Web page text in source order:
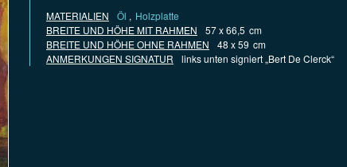
MATERIALIEN
Öl , Holzplatte
BREITE UND HÖHE MIT RAHMEN
57 x 66,5 cm
BREITE UND HÖHE OHNE RAHMEN
48 x 59 cm
ANMERKUNGEN SIGNATUR
links unten signiert „Bert De Clerck“